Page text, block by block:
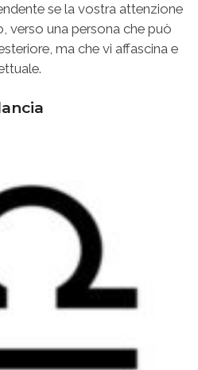
se la vostra attenzione
verso una persona che può
ma che vi affascina e